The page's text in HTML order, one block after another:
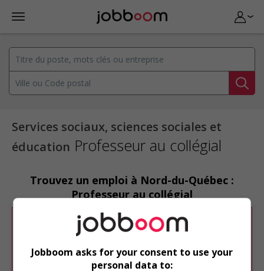
Services sociaux, sciences sociales et
éducation Professeur au collégial
Trouvez un emploi à Nord-du-Québec :
Professeur au collégial
Désolé, cette recherche n'a produit aucun
résultat.
Veuillez faire une nouvelle recherche.
Vous pouvez en tout temps utiliser nos
Jobboom asks for your consent to use your
personal data to: